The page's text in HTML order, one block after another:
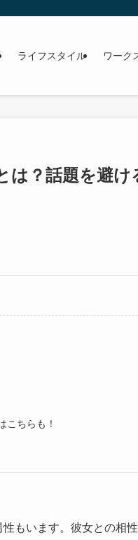
ライフスタイル ワーク
？話題を避け
こちらも！
もいます。彼女との相